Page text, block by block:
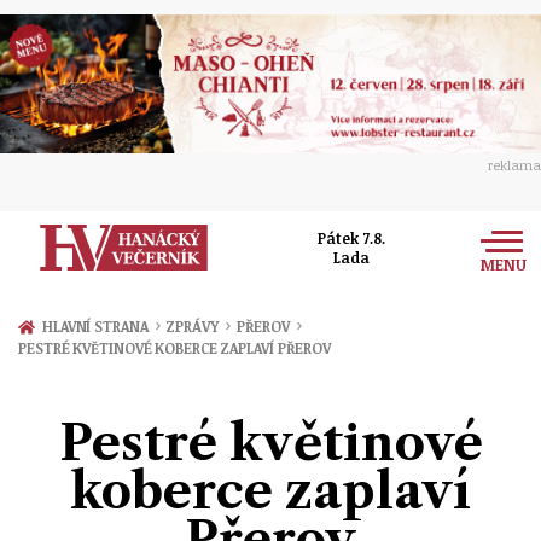
reklama
Pátek 7.8.
Lada
MENU
Zprávy
Prostějov
Přerov
Politika
Ekonomika
Kultura
Hudba
Společnost
HLAVNÍ STRANA › ZPRÁVY › PŘEROV ›
PESTRÉ KVĚTINOVÉ KOBERCE ZAPLAVÍ PŘEROV
Pestré květinové
koberce zaplaví